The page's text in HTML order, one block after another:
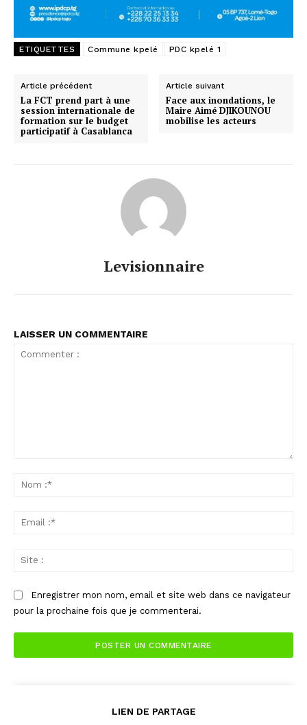
ETIQUETTES Commune kpelé PDC kpelé 1
Article précédent
La FCT prend part à une
session internationale de
formation sur le budget
participatif à Casablanca
Article suivant
Face aux inondations, le
Maire Aimé DJIKOUNOU
mobilise les acteurs
Levisionnaire
LAISSER UN COMMENTAIRE
Enregistrer mon nom, email et site web dans ce navigateur
pour la prochaine fois que je commenterai.
LIEN DE PARTAGE